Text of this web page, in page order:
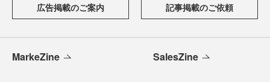
広告掲載のご案内 記事掲載のご依頼
MarkeZine SalesZine